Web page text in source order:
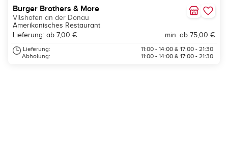
Burger Brothers & More
Vilshofen an der Donau
Amerikanisches Restaurant
Lieferung: ab 7,00 €
min. ab 75,00 €
Lieferung:
Abholung:
11:00 - 14:00 & 17:00 - 21:30
11:00 - 14:00 & 17:00 - 21:30